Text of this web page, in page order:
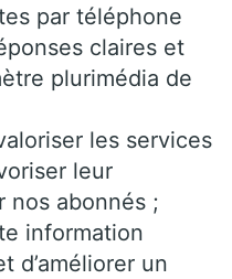
par téléphone
claires et
plurimédia de
les services
leur
nos abonnés ;
information
d’améliorer un